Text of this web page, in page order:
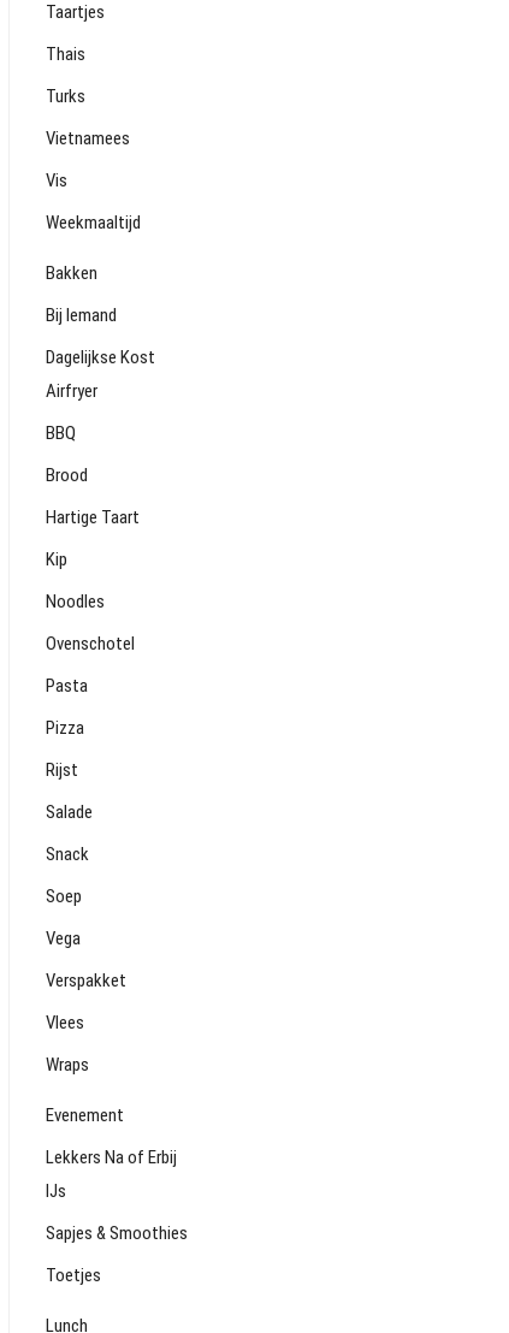
Taartjes
Thais
Turks
Vietnamees
Vis
Weekmaaltijd
Bakken
Bij Iemand
Dagelijkse Kost
Airfryer
BBQ
Brood
Hartige Taart
Kip
Noodles
Ovenschotel
Pasta
Pizza
Rijst
Salade
Snack
Soep
Vega
Verspakket
Vlees
Wraps
Evenement
Lekkers Na of Erbij
IJs
Sapjes & Smoothies
Toetjes
Lunch